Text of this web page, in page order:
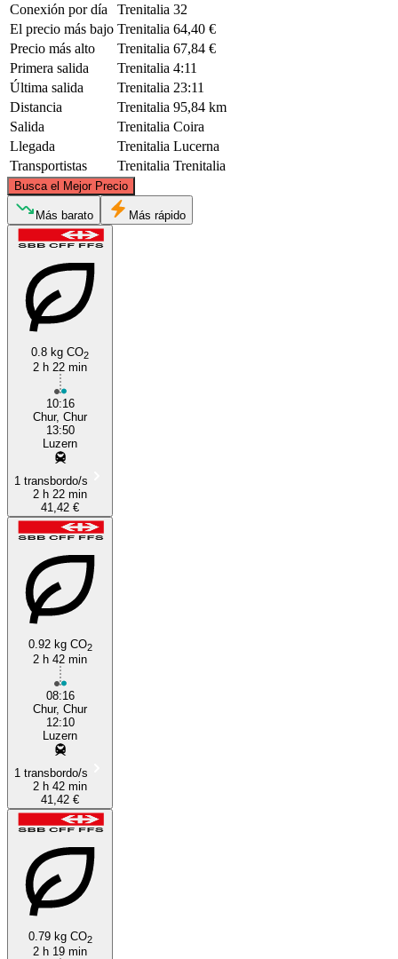
Conexión por día
Trenitalia 32
El precio más bajo Trenitalia 64,40 €
Precio más alto
Trenitalia 67,84 €
Primera salida
Trenitalia 4:11
Última salida
Trenitalia 23:11
Distancia
Trenitalia 95,84 km
Salida
Trenitalia Coira
Llegada
Trenitalia Lucerna
Transportistas
Trenitalia Trenitalia
Busca el Mejor Precio
Lucerne
©CARTO
Más barato Más rápido
0.8 kg CO2
2 h 22 min
10:16
Chur, Chur
13:50
Luzern
1 transbordo/s
2 h 22 min
41,42 €
0.92 kg CO2
2 h 42 min
08:16
Chur, Chur
12:10
Luzern
1 transbordo/s
2 h 42 min
41,42 €
0.79 kg CO2
2 h 19 min